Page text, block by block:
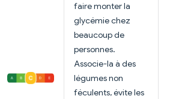
faire monter la
glycémie chez
beaucoup de
personnes.
Associe-la à des
légumes non
féculents, évite les